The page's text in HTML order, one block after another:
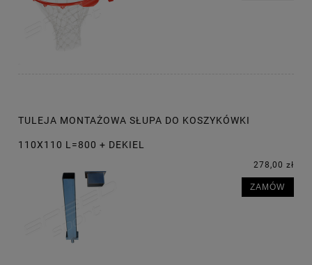
TULEJA MONTAŻOWA SŁUPA DO KOSZYKÓWKI
110X110 L=800 + DEKIEL
278,00 zł
ZAMÓW